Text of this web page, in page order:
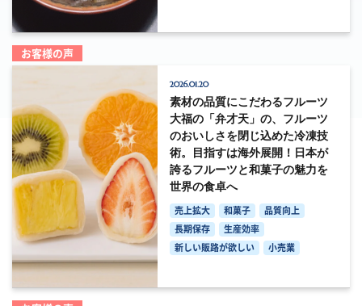
お客様の声
2026.01.20
素材の品質にこだわるフルーツ
大福の「弁才天」の、フルーツ
のおいしさを閉じ込めた冷凍技
術。目指すは海外展開！日本が
誇るフルーツと和菓子の魅力を
世界の食卓へ
売上拡大 和菓子
品質向上
長期保存
生産効率
新しい販路が欲しい
小売業